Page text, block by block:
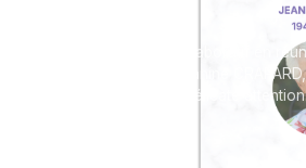
Créez un album collaboratif en
les hommages à Jeanine
vous ou pour une délicate